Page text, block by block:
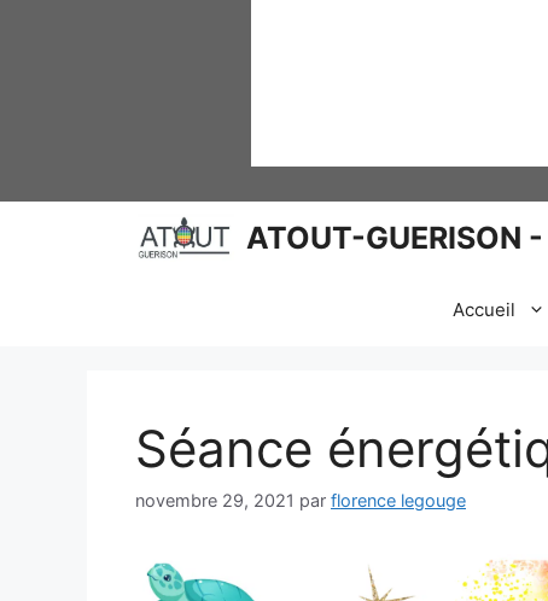
ATOUT-GUERISON
Accueil
Séance
novembre 29, 2021 par florence legouge